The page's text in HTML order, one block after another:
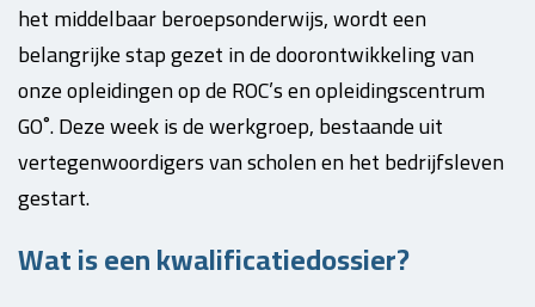
het middelbaar beroepsonderwijs, wordt een
belangrijke stap gezet in de doorontwikkeling van
onze opleidingen op de ROC’s en opleidingscentrum
GO˚. Deze week is de werkgroep, bestaande uit
vertegenwoordigers van scholen en het bedrijfsleven
gestart.
Wat is een kwalificatiedossier?